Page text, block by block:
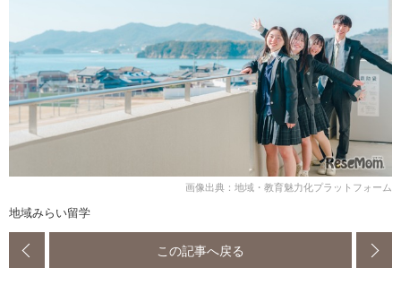
画像出典：地域・教育魅力化プラットフォーム
地域みらい留学
この記事へ戻る